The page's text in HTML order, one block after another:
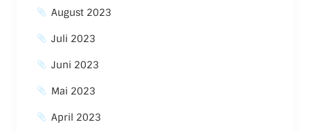
August 2023
Juli 2023
Juni 2023
Mai 2023
April 2023